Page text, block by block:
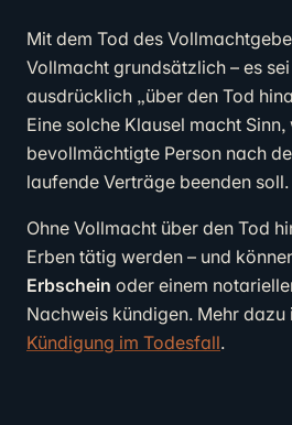
Mit dem Tod des
Vollmacht grundsätzlich – es
ausdrücklich „über den Tod
Eine solche Klausel macht Sinn,
bevollmächtigte Person nach
laufende Verträge beenden soll.
Ohne Vollmacht über den Tod
Erben tätig werden – und
Erbschein oder einem
Nachweis kündigen. Mehr dazu
Kündigung im Todesfall.